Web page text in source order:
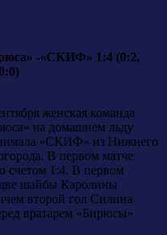
-«СКИФ» 1:4 (0:2,
женская команда
на домашнем льду
«СКИФ» из Нижнего
В первом матче
счетом 1:4. В первом
шайбы Каролины
второй гол Силина
вратарем «Бирюсы»